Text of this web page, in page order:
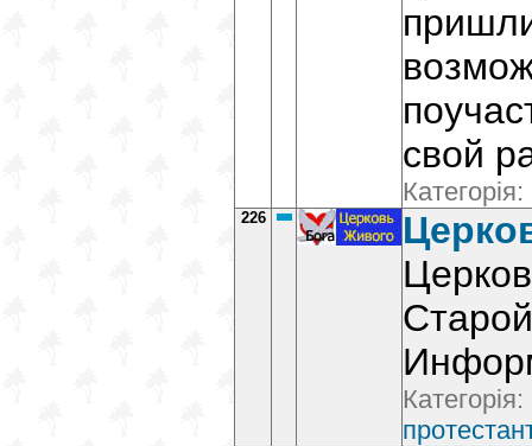
свой
Категорія:
226
Категорія: